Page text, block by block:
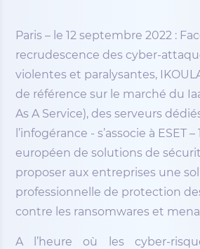
Paris – le 12 septembre 2022 :
recrudescence des cyber-
violentes et paralysantes,
de référence sur le marché du
As A Service), des serveurs
l’infogérance - s’associe à ESET
européen de solutions de
proposer aux entreprises une
professionnelle de protection
contre les ransomwares et
A l’heure où les cyber-